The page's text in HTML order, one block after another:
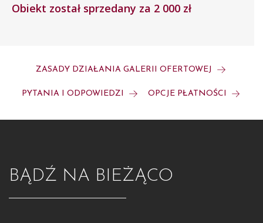
Obiekt został sprzedany za 2 000 zł
ZASADY DZIAŁANIA GALERII OFERTOWEJ
PYTANIA I ODPOWIEDZI OPCJE PŁATNOŚCI
BĄDŹ NA BIEŻĄCO